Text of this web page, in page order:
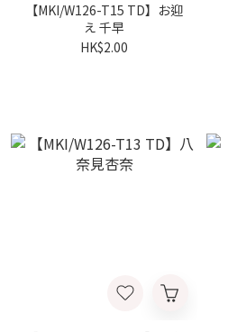
【MKI/W126-T15 TD】お迎
え 千早
HK$2.00